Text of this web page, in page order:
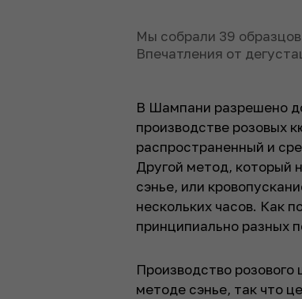
Мы собрали 39
Впечатления от
В Шампани разрешено
производстве розовых
распространенный и
Другой метод, который
сэнье, или
нескольких часов. Как
принципиально разных
Производство
методе сэнье, так что